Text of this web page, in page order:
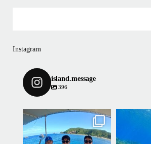
Instagram
island.message
396
island.message
2024.10.27(日)ケラマ諸島一日ツ
アー
大学時代の